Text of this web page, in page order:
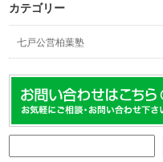
カテゴリー
七戸公営柏葉塾